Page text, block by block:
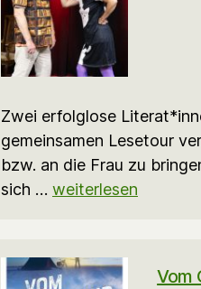
Zwei erfolglose
gemeinsamen Lesetour
bzw. an die Frau zu
sich … weiterlesen
Vom